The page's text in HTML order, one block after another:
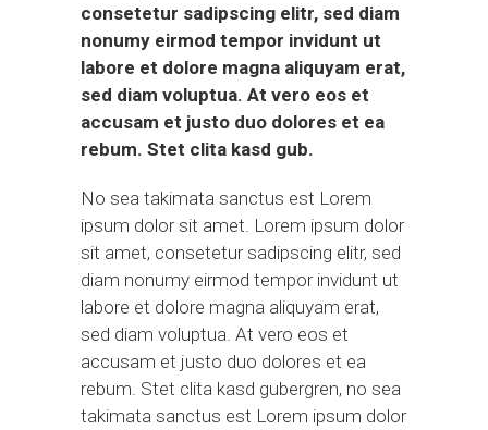
consetetur sadipscing elitr, sed diam
nonumy eirmod tempor invidunt ut
labore et dolore magna aliquyam erat,
sed diam voluptua. At vero eos et
accusam et justo duo dolores et ea
rebum. Stet clita kasd gub.
No sea takimata sanctus est Lorem
ipsum dolor sit amet. Lorem ipsum dolor
sit amet, consetetur sadipscing elitr, sed
diam nonumy eirmod tempor invidunt ut
labore et dolore magna aliquyam erat,
sed diam voluptua. At vero eos et
accusam et justo duo dolores et ea
rebum. Stet clita kasd gubergren, no sea
takimata sanctus est Lorem ipsum dolor